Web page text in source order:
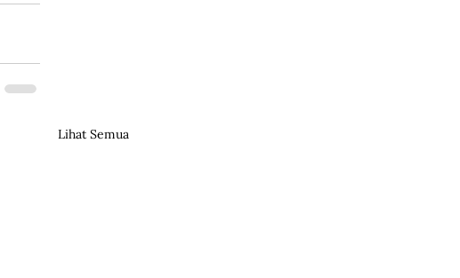
Lihat Semua